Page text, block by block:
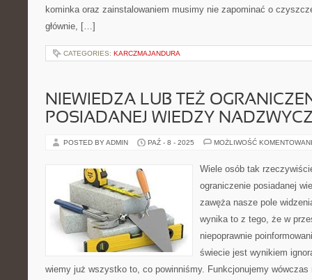
kominka oraz zainstalowaniem musimy nie zapominać o
głównie, […]
CATEGORIES: KARCZMAJANDURA
NIEWIEDZA LUB TEŻ
POSIADANEJ WIEDZY
POSTED BY ADMIN PAŹ - 8 - 2025 MOŻLIWOŚĆ
Wiele osób tak
ograniczenie posiadanej
zawęża nasze pole
wynika to z tego, że w
niepoprawnie
świecie jest wynikiem
wiemy już wszystko to, co powinniśmy. Funkcjonujemy